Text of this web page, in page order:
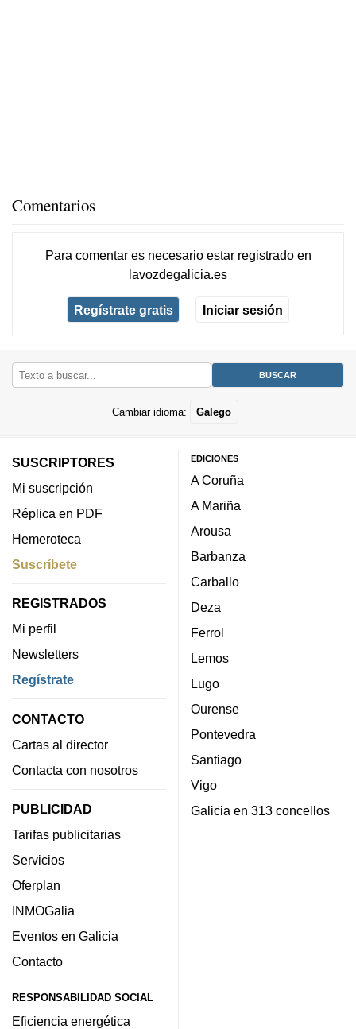
Comentarios
Para comentar es necesario estar registradoen
lavozdegalicia.es
Regístrate gratis Iniciar sesión
Cambiar idioma: Galego
SUSCRIPTORES
Mi suscripción
Réplica en PDF
Hemeroteca
Suscríbete
REGISTRADOS
Mi perfil
Newsletters
Regístrate
CONTACTO
Cartas al director
Contacta con nosotros
PUBLICIDAD
Tarifas publicitarias
Servicios
Oferplan
INMOGalia
Eventos en Galicia
Contacto
RESPONSABILIDAD SOCIAL
Eficiencia energética
EDICIONES
A Coruña
A Mariña
Arousa
Barbanza
Carballo
Deza
Ferrol
Lemos
Lugo
Ourense
Pontevedra
Santiago
Vigo
Galicia en 313 concellos